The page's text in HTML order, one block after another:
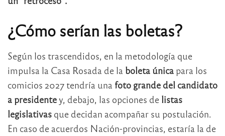
¿Cómo serían las boletas?
Según los trascendidos, en la metodología que
impulsa la Casa Rosada de la boleta única para los
comicios 2027 tendría una foto grande del candidato
a presidentey, debajo, las opciones de listas
legislativas que decidan acompañar su postulación.
En caso de acuerdos Nación-provincias, estaría la de